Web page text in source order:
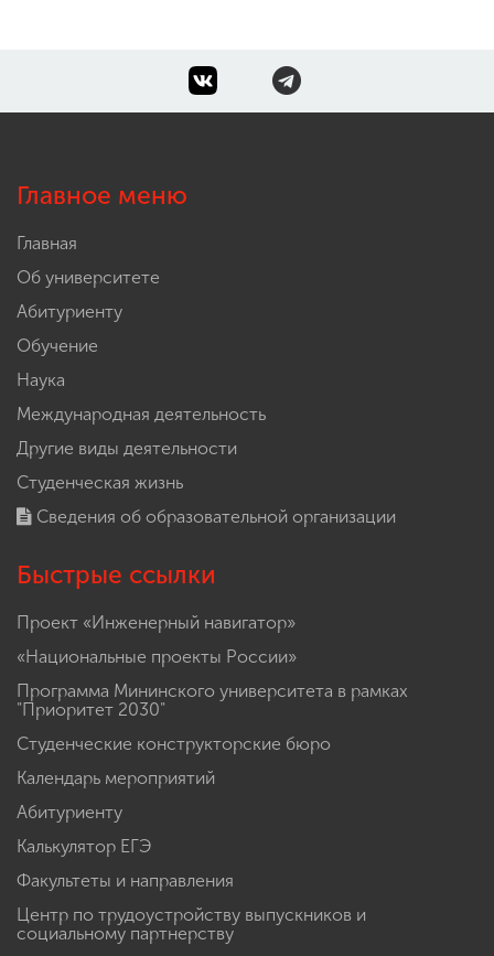
Главное меню
Главная
Об университете
Абитуриенту
Обучение
Наука
Международная деятельность
Другие виды деятельности
Студенческая жизнь
Сведения об образовательной организации
Быстрые ссылки
Проект «Инженерный навигатор»
«Национальные проекты России»
Программа Мининского университета в рамках
"Приоритет 2030"
Студенческие конструкторские бюро
Календарь мероприятий
Абитуриенту
Калькулятор ЕГЭ
Факультеты и направления
Центр по трудоустройству выпускников и
социальному партнерству